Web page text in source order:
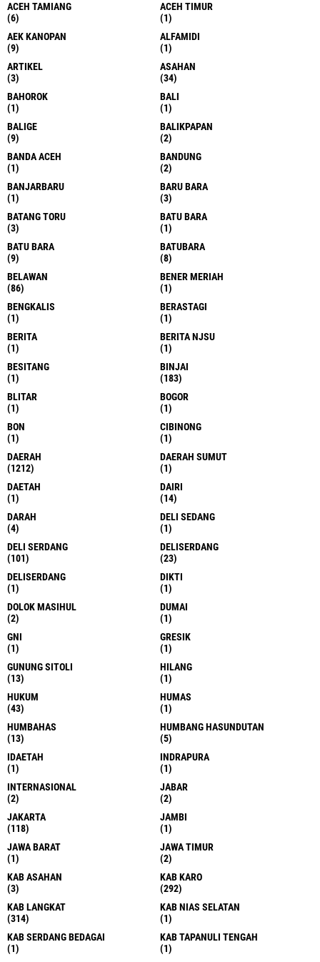
ACEH TAMIANG
(6)
ACEH TIMUR
(1)
AEK KANOPAN
(9)
ALFAMIDI
(1)
ARTIKEL
(3)
ASAHAN
(34)
BAHOROK
(1)
BALI
(1)
BALIGE
(9)
BALIKPAPAN
(2)
BANDA ACEH
(1)
BANDUNG
(2)
BANJARBARU
(1)
BARU BARA
(3)
BATANG TORU
(3)
BATU BARA
(1)
BATU BARA
(9)
BATUBARA
(8)
BELAWAN
(86)
BENER MERIAH
(1)
BENGKALIS
(1)
BERASTAGI
(1)
BERITA
(1)
BERITA NJSU
(1)
BESITANG
(1)
BINJAI
(183)
BLITAR
(1)
BOGOR
(1)
BON
(1)
CIBINONG
(1)
DAERAH
(1212)
DAERAH SUMUT
(1)
DAETAH
(1)
DAIRI
(14)
DARAH
(4)
DELI SEDANG
(1)
DELI SERDANG
(101)
DELISERDANG
(23)
DELISERDANG
(1)
DIKTI
(1)
DOLOK MASIHUL
(2)
DUMAI
(1)
GNI
(1)
GRESIK
(1)
GUNUNG SITOLI
(13)
HILANG
(1)
HUKUM
(43)
HUMAS
(1)
HUMBAHAS
(13)
HUMBANG HASUNDUTAN
(5)
IDAETAH
(1)
INDRAPURA
(1)
INTERNASIONAL
(2)
JABAR
(2)
JAKARTA
(118)
JAMBI
(1)
JAWA BARAT
(1)
JAWA TIMUR
(2)
KAB ASAHAN
(3)
KAB KARO
(292)
KAB LANGKAT
(314)
KAB NIAS SELATAN
(1)
KAB SERDANG BEDAGAI
(1)
KAB TAPANULI TENGAH
(1)